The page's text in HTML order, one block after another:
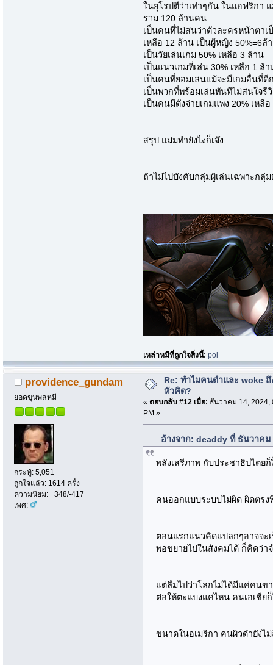
ในยุโรปตีว่าเท่าๆกัน ในแอฟริกา
รวม 120 ล้านคน
เป็นคนทึ่ไม่สนว่าตัวละครหน้าตาเ
เหลือ 12 ล้าน เป็นผู้หญิง 50%=6ล้
เป็นวัยเล่นเกม 50% เหลือ 3 ล้าน
เป็นแนวเกมที่เล่น 30% เหลือ 1 ล้า
เป็นคนที่ยอมเล่นแม้จะมีเกมอื่นที่ดี
เป็นพวกที่พร้อมเล่นทันทีไม่สนใจรี
เป็นคนมีตังจ่ายเกมแพง 20% เหลื
สรุป แม่มทำยังไงก็เจ๊ง
ถ้าไม่ไปบังคับกลุ่มผู้เล่นเฉพาะกลุ่
เหล่าหมีที่ถูกใจสิ่งนี้:pol
providence_gundam
ยอดขุนพลหมี
กระทู้: 5,051
ถูกใจแล้ว: 1614 ครั้ง
ความนิยม: +348/-417
เพศ:
Re: ทำไมคนดำและ woke ถึ
หัวคิด?
« ตอบกลับ #12 เมื่อ: ธันวาคม 14, 2024,
PM »
อ้างจาก: deaddy ที่ ธันวาคม
พลังเสรีภาพ กับประชาธิปไตยก็
คนออกแบบระบบไม่ผิด ผิดตรง
ตอนแรกแนวคิดแปลกๆอาจจะ
พอขยายไปในสังคมได้ ก็คิดว่า
แต่ลืมไปว่าโลกไม่ได้มีแค่คนข
ต่อให้ตะแบงแค่ไหน คนเอเชีย
ขนาดในอเมริกา คนผิวดำยังไม่